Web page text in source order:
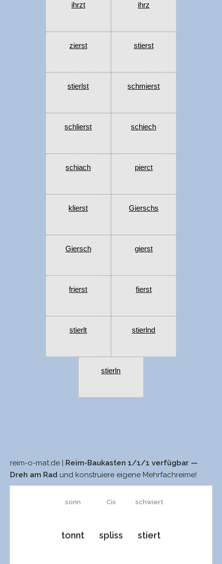
ihrzt ihrz
zierst stierst
stierlst schmierst
schlierst schiech
schiach pierct
klierst Gierschs
Giersch gierst
frierst fierst
stierlt stierlnd
stierln
reim-o-mat.de |
Reim-Baukasten 1/1/1 verfügbar —
Dreh am Rad und konstruiere eigene Mehrfachreime!
sonn
tonnt
Cis
spliss
schwiert
stiert